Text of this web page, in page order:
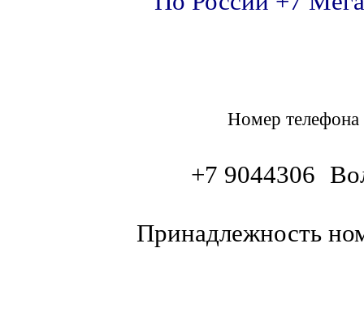
Номер
+7 9044306
Принадлежность